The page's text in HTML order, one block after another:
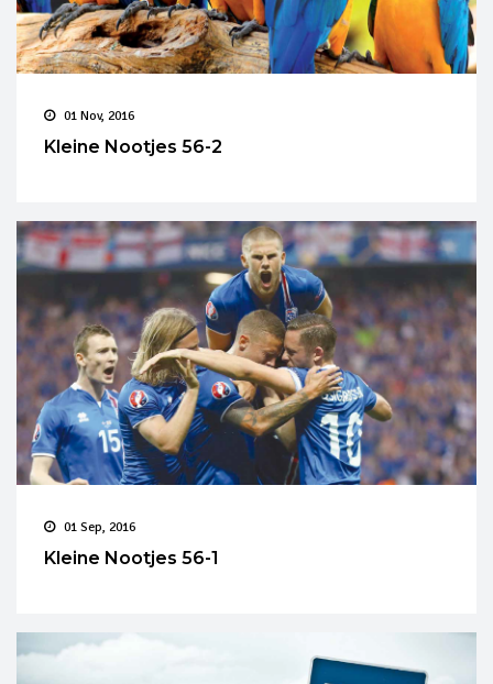
01 Nov, 2016
Kleine Nootjes 56-2
01 Sep, 2016
Kleine Nootjes 56-1